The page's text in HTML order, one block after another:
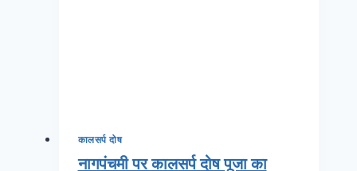
कालसर्प दोष
नागपंचमी पर कालसर्प दोष पूजा का